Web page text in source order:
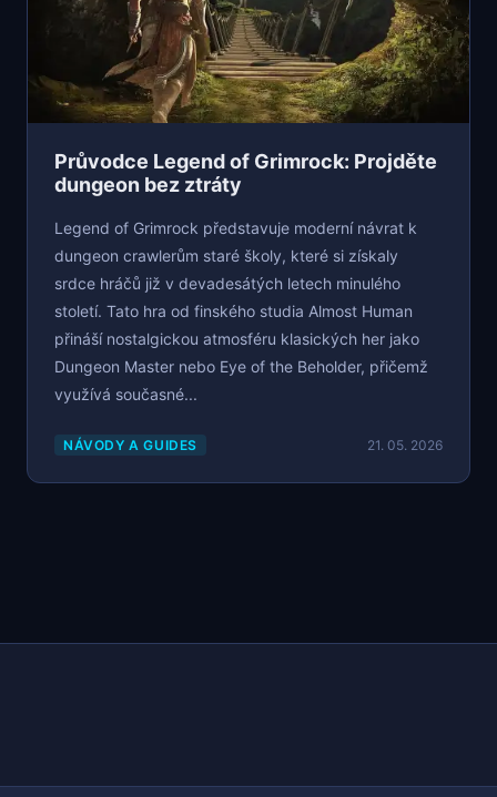
Průvodce Legend of Grimrock: Projděte
dungeon bez ztráty
Legend of Grimrock představuje moderní návrat k
dungeon crawlerům staré školy, které si získaly
srdce hráčů již v devadesátých letech minulého
století. Tato hra od finského studia Almost Human
přináší nostalgickou atmosféru klasických her jako
Dungeon Master nebo Eye of the Beholder, přičemž
využívá současné...
NÁVODY A GUIDES 21. 05. 2026